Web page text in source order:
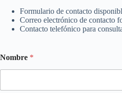
Formulario de contacto
Correo electrónico de contacto
Contacto telefónico para
Nombre *